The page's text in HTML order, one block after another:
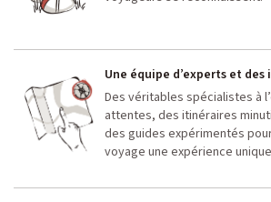
Une équipe d’experts et
Des véritables spécialistes à
attentes, des itinéraires
des guides expérimentés
voyage une expérience